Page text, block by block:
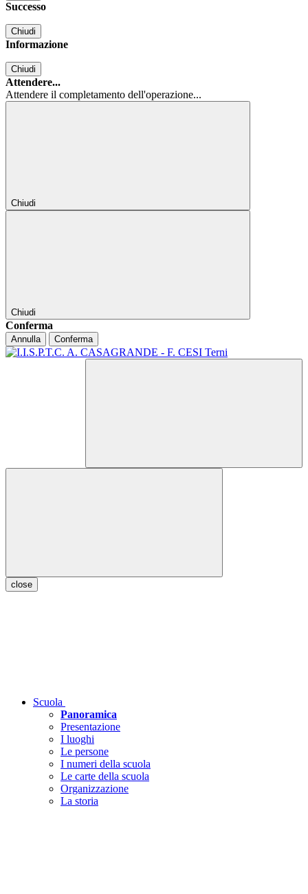
Successo
Chiudi
Informazione
Chiudi
Attendere...
Attendere il completamento dell'operazione...
Chiudi
Chiudi
Conferma
Annulla Conferma
close
Scuola
Panoramica
Presentazione
I luoghi
Le persone
I numeri della scuola
Le carte della scuola
Organizzazione
La storia